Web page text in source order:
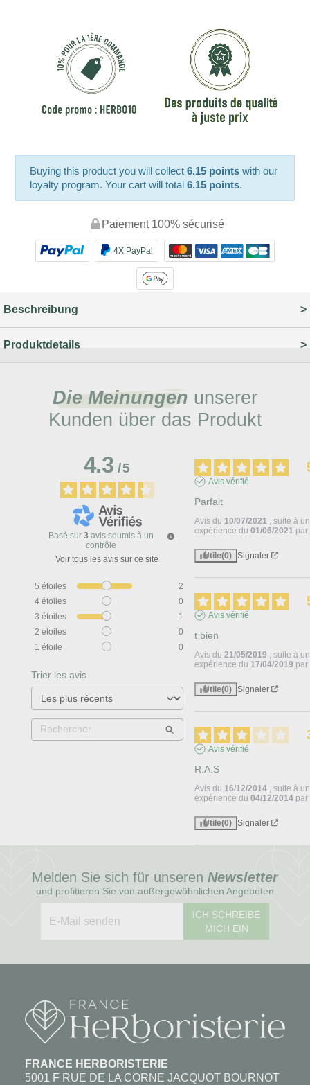
Buying this product you will collect6.15 points with our
loyalty program. Your cart will total6.15 points.
Paiement 100% sécurisé
4X PayPal
Beschreibung
Produktdetails
Die Meinungen unserer
Kunden über das Produkt
4.3/5
Basé sur 3 avis soumis à un
contrôle
Voir tous les avis sur ce site
5 étoiles
2
4 étoiles
0
3 étoiles
1
2 étoiles
0
1 étoile 0
Trier les avis
Avis vérifié
Parfait
Avis du 10/07/2021 , suite à
expérience du01/06/2021 par
Utile(0) Signaler
Avis vérifié
t bien
Avis du21/05/2019 , suite à
expérience du 17/04/2019 par
Utile(0) Signaler
Avis vérifié
R.A.S
Avis du 16/12/2014 , suite à
expérience du04/12/2014 par
Utile(0) Signaler
Melden Sie sich für unseren Newsletter
und profitieren Sie von außergewöhnlichen Angeboten
ICH SCHREIBE
MICH EIN
FRANCE HERBORISTERIE
5001 F RUE DE LA CORNE JACQUOT BOURNOT